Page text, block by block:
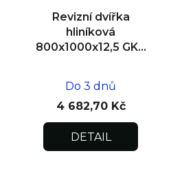
Revizní dvířka
hliníková
800x1000x12,5 GKB
Do 3 dnů
4 682,70 Kč
DETAIL